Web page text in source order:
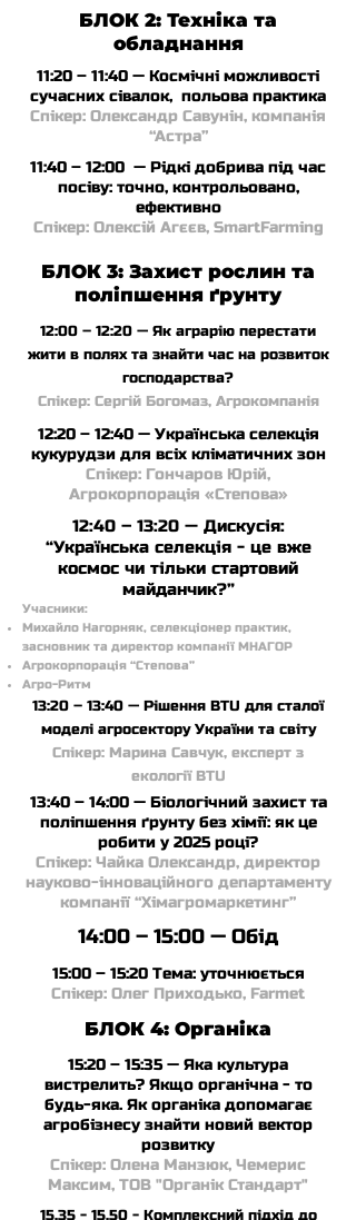
БЛОК 2: Техніка та
обладнання
11:20 – 11:40 — Космічні можливості
сучасних сівалок, польова практика
Спікер: Олександр Савунін, компанія
“Астра”
11:40 – 12:00 — Рідкі добрива під час
посіву: точно, контрольовано,
ефективно
Спікер: Олексій Агєєв, SmartFarming
БЛОК 3: Захист рослин та
поліпшення ґрунту
12:00 – 12:20 — Як аграрію перестати
жити в полях та знайти час на розвиток
господарства?
Спікер: Сергій Богомаз, Агрокомпанія
12:20 – 12:40 — Українська селекція
кукурудзи для всіх кліматичних зон
Спікер: Гончаров Юрій,
Агрокорпорація «Степова»
12:40 – 13:20 — Дискусія:
“Українська селекція - це вже
космос чи тільки стартовий
майданчик?”
Учасники:
Михайло Нагорняк, селекціонер практик,
засновник та директор компанії МНАГОР
Агрокорпорація “Степова”
Агро-Ритм
13:20 – 13:40 — Рішення BTU для сталої
моделі агросектору України та світу
Спікер: Марина Савчук, експерт з
екології BTU
13:40 – 14:00 — Біологічний захист та
поліпшення ґрунту без хімії: як це
робити у 2025 році?
Спікер: Чайка Олександр, директор
науково-інноваційного департаменту
компанії “Хімагромаркетинг”
14:00 – 15:00 — Обід
15:00 – 15:20 Тема: уточнюється
Спікер: Олег Приходько, Farmet
БЛОК 4: Органіка
15:20 – 15:35 — Яка культура
вистрелить? Якщо органічна - то
будь-яка. Як органіка допомагає
агробізнесу знайти новий вектор
розвитку
Спікер: Олена Манзюк, Чемерис
Максим, ТОВ "Органік Стандарт"
15.35 - 15.50- Комплексний підхід до